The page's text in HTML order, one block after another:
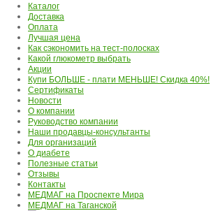
Каталог
Доставка
Оплата
Лучшая цена
Как сэкономить на тест-полосках
Какой глюкометр выбрать
Акции
Купи БОЛЬШЕ - плати МЕНЬШЕ! Скидка 40%!
Сертификаты
Новости
О компании
Руководство компании
Наши продавцы-консультанты
Для организаций
О диабете
Полезные статьи
Отзывы
Контакты
МЕДМАГ на Проспекте Мира
МЕДМАГ на Таганской